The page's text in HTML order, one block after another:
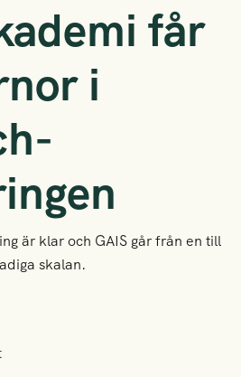
får
i
är klar och GAIS går från en till
skalan.